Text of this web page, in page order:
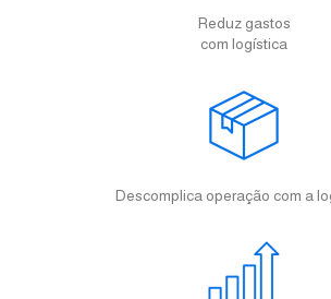
Reduz gastos
com logística
Descomplica operação com a